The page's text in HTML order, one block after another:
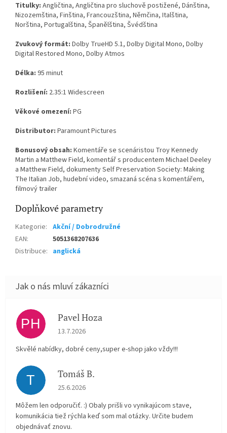
Titulky: Angličtina, Angličtina pro sluchově postižené, Dánština,
Nizozemština, Finština, Francouzština, Němčina, Italština,
Norština, Portugalština, Španělština, Švédština
Zvukový formát: Dolby TrueHD 5.1, Dolby Digital Mono, Dolby
Digital Restored Mono, Dolby Atmos
Délka: 95 minut
Rozlišení: 2.35:1 Widescreen
Věkové omezení: PG
Distributor: Paramount Pictures
Bonusový obsah: Komentáře se scenáristou Troy Kennedy
Martin a Matthew Field, komentář s producentem Michael Deeley
a Matthew Field, dokumenty Self Preservation Society: Making
The Italian Job, hudební video, smazaná scéna s komentářem,
filmový trailer
Doplňkové parametry
Kategorie: Akční / Dobrodružné
EAN:
5051368207636
Distribuce: anglická
PH Pavel Hoza
Hodnocení obchodu je 5 z 5 hvězdiček.
13.7.2026
Skvělé nabídky, dobré ceny,super e-shop jako vždy!!!
T Tomáš B.
Hodnocení obchodu je 5 z 5 hvězdiček.
25.6.2026
Môžem len odporučiť. :) Obaly prišli vo vynikajúcom stave,
komunikácia tiež rýchla keď som mal otázky. Určite budem
objednávať znovu.